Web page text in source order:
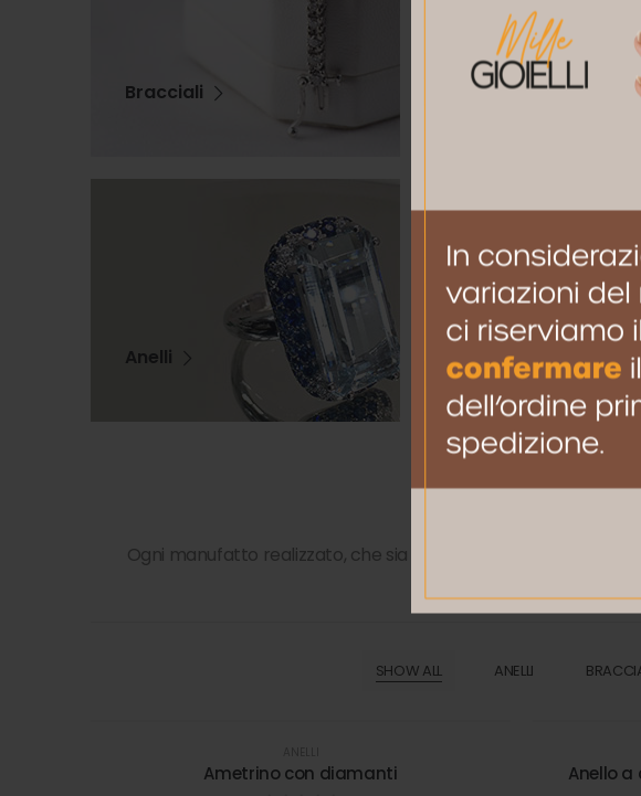
Bracciali
Collane
Anelli
Le
Ogni manufatto realizzato, che sia un gioiello in oro o una
aggiunto ad ogni pezzo,
SHOW ALL ANELLI
Ametrino con diamanti
Anello